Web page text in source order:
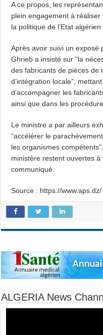
A ce propos, les
plein engagement à
la politique de l’Etat
Après avoir suivi un exposé
Ghrieb a insisté sur “la
des fabricants de pièces de
d’intégration locale”,
d’accompagner les
ainsi que dans les
Le ministre a par ailleurs
“accélérer le
les organismes
ministère restent ouvertes à
communiqué.
Source : https://www.aps.dz/
ALGERIA News